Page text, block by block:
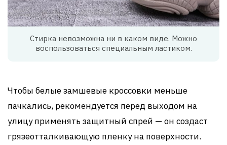
Стирка невозможна ни в каком виде. Можно
воспользоваться специальным ластиком.
Чтобы белые замшевые кроссовки меньше
пачкались, рекомендуется перед выходом на
улицу применять защитный спрей — он создаст
грязеотталкивающую пленку на поверхности.